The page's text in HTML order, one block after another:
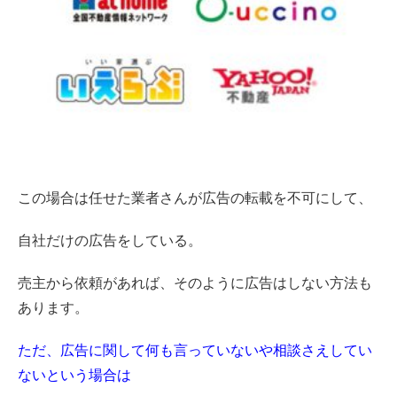
この場合は任せた業者さんが広告の転載を不可にして、
自社だけの広告をしている。
売主から依頼があれば、そのように広告はしない方法も
あります。
ただ、広告に関して何も言っていないや相談さえしてい
ないという場合は